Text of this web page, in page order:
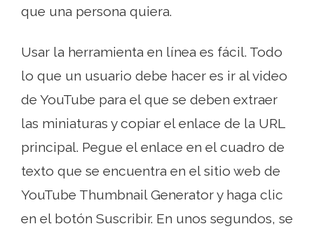
que una persona quiera.
Usar la herramienta en línea es fácil. Todo
lo que un usuario debe hacer es ir al video
de YouTube para el que se deben extraer
las miniaturas y copiar el enlace de la URL
principal. Pegue el enlace en el cuadro de
texto que se encuentra en el sitio web de
YouTube Thumbnail Generator y haga clic
en el botón Suscribir. En unos segundos, se